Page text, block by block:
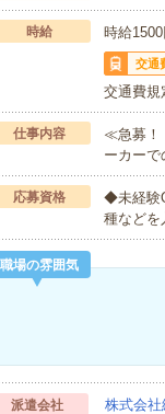
時給 時給1500
交通
交通費規
仕事内容
≪急募！
ーカー
応募資格
◆未経験
種など
職場の雰囲気
派遣会社 株式会